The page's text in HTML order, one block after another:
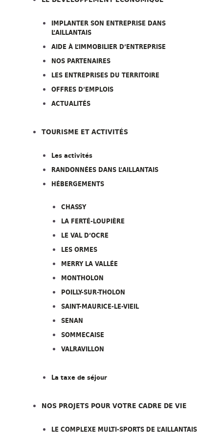
IMPLANTER SON ENTREPRISE DANS
L’AILLANTAIS
AIDE À L’IMMOBILIER D’ENTREPRISE
NOS PARTENAIRES
LES ENTREPRISES DU TERRITOIRE
OFFRES D’EMPLOIS
ACTUALITÉS
TOURISME ET ACTIVITÉS
Les activités
RANDONNÉES DANS L’AILLANTAIS
HÉBERGEMENTS
CHASSY
LA FERTÉ-LOUPIÈRE
LE VAL D’OCRE
LES ORMES
MERRY LA VALLÉE
MONTHOLON
POILLY-SUR-THOLON
SAINT-MAURICE-LE-VIEIL
SENAN
SOMMECAISE
VALRAVILLON
La taxe de séjour
NOS PROJETS POUR VOTRE CADRE DE VIE
LE COMPLEXE MULTI-SPORTS DE L’AILLANTAIS